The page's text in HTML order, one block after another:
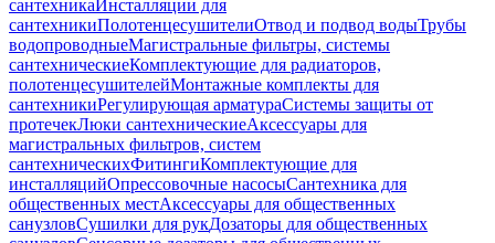
сантехникаИнсталляции для
сантехникиПолотенцесушителиОтвод и подвод водыТрубы
водопроводныеМагистральные фильтры, системы
сантехническиеКомплектующие для радиаторов,
полотенцесушителейМонтажные комплекты для
сантехникиРегулирующая арматураСистемы защиты от
протечекЛюки сантехническиеАксессуары для
магистральных фильтров, систем
сантехническихФитингиКомплектующие для
инсталляцийОпрессовочные насосыСантехника для
общественных местАксессуары для общественных
санузловСушилки для рукДозаторы для общественных